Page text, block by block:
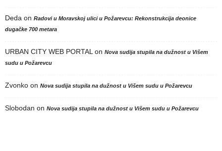
Deda on Radovi u Moravskoj ulici u Požarevcu: Rekonstrukcija deonice
dugačke 700 metara
URBAN CITY WEB PORTALon Nova sudija stupila na dužnost u Višem
sudu u Požarevcu
Zvonko on Nova sudija stupila na dužnost u Višem sudu u Požarevcu
Slobodan on Nova sudija stupila na dužnost u Višem sudu u Požarevcu